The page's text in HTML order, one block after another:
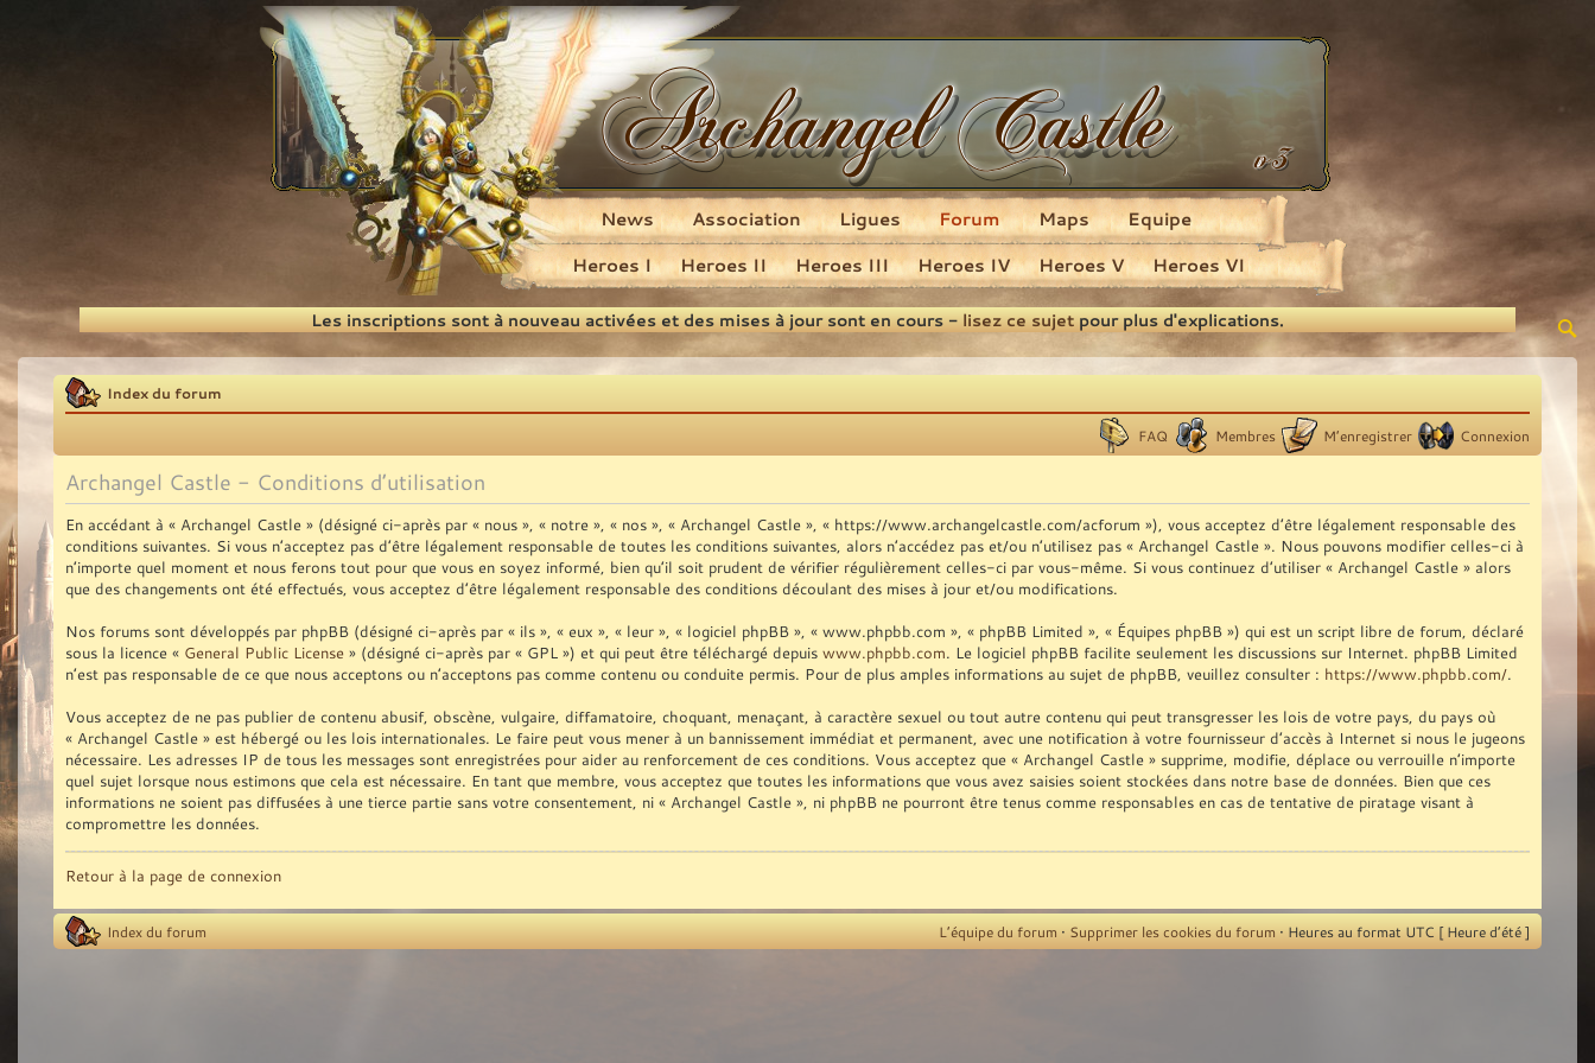
Recherche
Heroes I Heroes II Heroes III Heroes IV Heroes V Heroes VI
News Association Ligues Forum Maps Equipe
Les inscriptions sont à nouveau activées et des mises à jour sont en cours -lisez ce sujetpour plus d'explications.
Index du forum
FAQ Membres M’enregistrer Connexion
Archangel Castle - Conditions d’utilisation
En accédant à « Archangel Castle » (désigné ci-après par « nous », « notre », « nos », « Archangel Castle », « https://www.archangelcastle.com/acforum »), vous acceptez d’être légalement responsable des
conditions suivantes. Si vous n’acceptez pas d’être légalement responsable de toutes les conditions suivantes, alors n’accédez pas et/ou n’utilisez pas « Archangel Castle ». Nous pouvons modifier celles-ci à
n’importe quel moment et nous ferons tout pour que vous en soyez informé, bien qu’il soit prudent de vérifier régulièrement celles-ci par vous-même. Si vous continuez d’utiliser « Archangel Castle » alors
que des changements ont été effectués, vous acceptez d’être légalement responsable des conditions découlant des mises à jour et/ou modifications.
Nos forums sont développés par phpBB (désigné ci-après par « ils », « eux », « leur », « logiciel phpBB », « www.phpbb.com », « phpBB Limited », « Équipes phpBB ») qui est un script libre de forum, déclaré
sous la licence « General Public License » (désigné ci-après par « GPL ») et qui peut être téléchargé depuis www.phpbb.com. Le logiciel phpBB facilite seulement les discussions sur Internet. phpBB Limited
n’est pas responsable de ce que nous acceptons ou n’acceptons pas comme contenu ou conduite permis. Pour de plus amples informations au sujet de phpBB, veuillez consulter : https://www.phpbb.com/.
Vous acceptez de ne pas publier de contenu abusif, obscène, vulgaire, diffamatoire, choquant, menaçant, à caractère sexuel ou tout autre contenu qui peut transgresser les lois de votre pays, du pays où
« Archangel Castle » est hébergé ou les lois internationales. Le faire peut vous mener à un bannissement immédiat et permanent, avec une notification à votre fournisseur d’accès à Internet si nous le jugeons
nécessaire. Les adresses IP de tous les messages sont enregistrées pour aider au renforcement de ces conditions. Vous acceptez que « Archangel Castle » supprime, modifie, déplace ou verrouille n’importe
quel sujet lorsque nous estimons que cela est nécessaire. En tant que membre, vous acceptez que toutes les informations que vous avez saisies soient stockées dans notre base de données. Bien que ces
informations ne soient pas diffusées à une tierce partie sans votre consentement, ni « Archangel Castle », ni phpBB ne pourront être tenus comme responsables en cas de tentative de piratage visant à
compromettre les données.
Retour à la page de connexion
Index du forum L’équipe du forum • Supprimer les cookies du forum • Heures au format UTC [ Heure d’été ]